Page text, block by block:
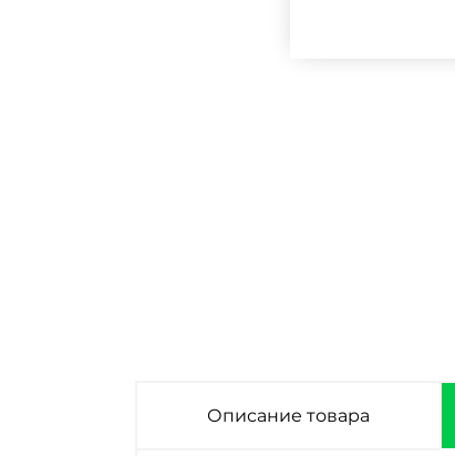
Описание товара